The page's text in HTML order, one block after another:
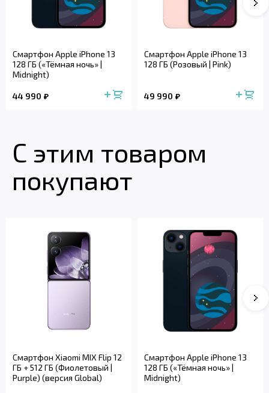
Смартфон Apple iPhone 13
128 ГБ («Тёмная ночь» |
Midnight)
44 990
Смартфон Apple iPhone 13
128 ГБ (Розовый | Pink)
49 990
С этим товаром
покупают
Смартфон Xiaomi MIX Flip 12
ГБ + 512 ГБ (Фиолетовый |
Purple) (версия Global)
Смартфон Apple iPhone 13
128 ГБ («Тёмная ночь» |
Midnight)